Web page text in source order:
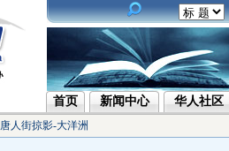
首页 新闻中心 华人社区
唐人街掠影-大洋洲